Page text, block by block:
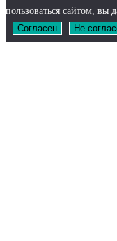
пользоваться сайтом, вы
Согласен
Не